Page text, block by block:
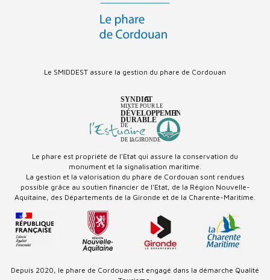
Le SMIDDEST assure la gestion du phare de Cordouan
Depuis 2020, le phare de Cordouan est engagé dans la démarche Qualité
Le phare est propriété de l'Etat qui assure la conservation du
monument et la signalisation maritime.
La gestion et la valorisation du phare de Cordouan sont rendues
possible grâce au soutien financier de l'Etat, de la Région Nouvelle-
Aquitaine, des Départements de la Gironde et de la Charente-Maritime.